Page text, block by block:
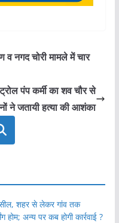
नगद चोरी मामले में चार
पंप कर्मी का शव चौर से
ने जतायी हत्या की आशंका
सील, शहर से लेकर गांव तक
अन्य पर कब होगी कार्रवाई ?